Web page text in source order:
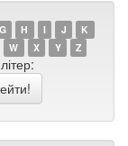
G H I J
K
W X Y Z